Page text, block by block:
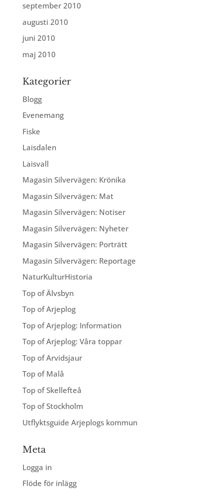
september 2010
augusti 2010
juni 2010
maj 2010
Kategorier
Blogg
Evenemang
Fiske
Laisdalen
Laisvall
Magasin Silvervägen: Krönika
Magasin Silvervägen: Mat
Magasin Silvervägen: Notiser
Magasin Silvervägen: Nyheter
Magasin Silvervägen: Porträtt
Magasin Silvervägen: Reportage
NaturKulturHistoria
Top of Älvsbyn
Top of Arjeplog
Top of Arjeplog: Information
Top of Arjeplog: Våra toppar
Top of Arvidsjaur
Top of Malå
Top of Skellefteå
Top of Stockholm
Utflyktsguide Arjeplogs kommun
Meta
Logga in
Flöde för inlägg